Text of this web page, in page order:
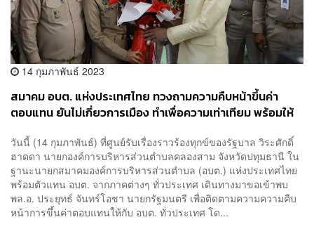
14 กุมภาพันธ์ 2023
สมาคม อบต. แห่งประเทศไทย ทวงถามความคืบหน้าขึ้นค่า
ตอบแทน ยันไม่เกี่ยวการเมือง ทำเพื่อความเท่าเทียม พร้อมให้
วันนี้ (14 กุมภาพันธ์) ที่ศูนย์รับเรื่องราวร้องทุกข์ของรัฐบาล วิระศักดิ์
ฮาดดา นายกองค์การบริหารส่วนตำบลคลองสาม จังหวัดปทุมธานี ใน
ฐานะนายกสมาคมองค์การบริหารส่วนตำบล (อบต.) แห่งประเทศไทย
พร้อมตัวแทน อบต. จากภาคต่างๆ ทั่วประเทศ เดินทางมาขอเข้าพบ
พล.อ. ประยุทธ์ จันทร์โอชา นายกรัฐมนตรี เพื่อติดตามความความคืบ
หน้าการขึ้นค่าตอบแทนให้กับ อบต. ทั่วประเทศ โด...